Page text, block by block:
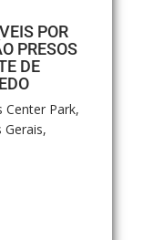
POR
PRESOS
DE
Center Park,